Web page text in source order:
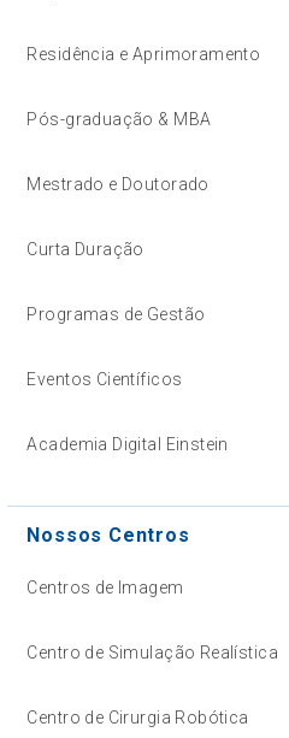
Residência e Aprimoramento
Pós-graduação & MBA
Mestrado e Doutorado
Curta Duração
Programas de Gestão
Eventos Científicos
Academia Digital Einstein
Nossos Centros
Centros de Imagem
Centro de Simulação Realística
Centro de Cirurgia Robótica